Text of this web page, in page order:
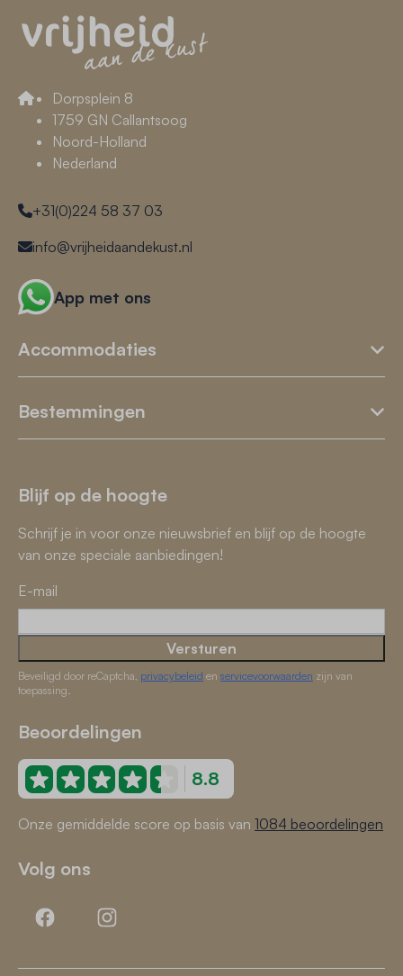
Dorpsplein 8
1759 GN Callantsoog
Noord-Holland
Nederland
+31(0)224 58 37 03
info@vrijheidaandekust.nl
App met ons
Accommodaties
Bestemmingen
Blijf op de hoogte
Schrijf je in voor onze nieuwsbrief en blijf op de hoogte
van onze speciale aanbiedingen!
E-mail
Versturen
Beveiligd door reCaptcha, privacybeleid en servicevoorwaarden zijn van
toepassing.
Beoordelingen
8.8
Onze gemiddelde score op basis van 1084 beoordelingen
Volg ons